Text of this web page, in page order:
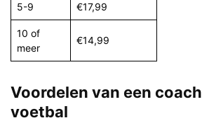
5-9 €17,99
10 of
meer
€14,99
Voordelen van een
voetbal